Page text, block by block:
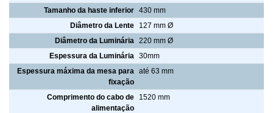
Tamanho da haste inferior 430 mm
Diâmetro da Lente
127 mm Ø
Diâmetro da Luminária
220 mm Ø
Espessura da Luminária
30mm
Espessura máxima da mesa para
fixação
até 63 mm
Comprimento do cabo de
alimentação
1520 mm